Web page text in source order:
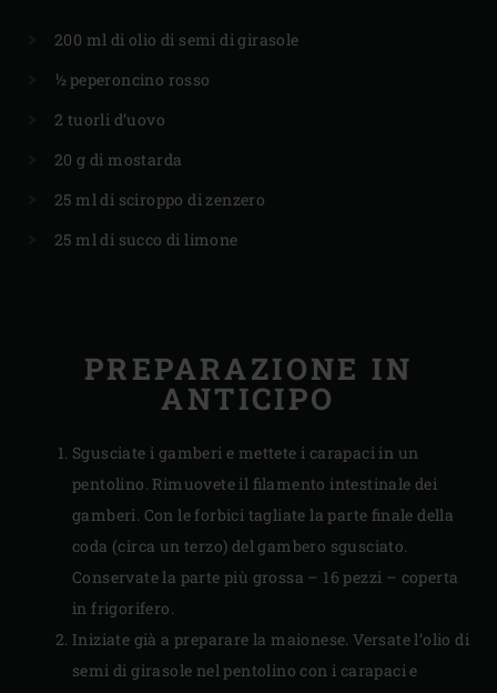
200 ml di olio di semi di girasole
½ peperoncino rosso
2 tuorli d’uovo
20 g di mostarda
25 ml di sciroppo di zenzero
25 ml di succo di limone
PREPARAZIONE IN
ANTICIPO
Sgusciate i gamberi e mettete i carapaci in un
pentolino. Rimuovete il filamento intestinale dei
gamberi. Con le forbici tagliate la parte finale della
coda (circa un terzo) del gambero sgusciato.
Conservate la parte più grossa – 16 pezzi – coperta
in frigorifero.
Iniziate già a preparare la maionese. Versate l’olio di
semi di girasole nel pentolino con i carapaci e